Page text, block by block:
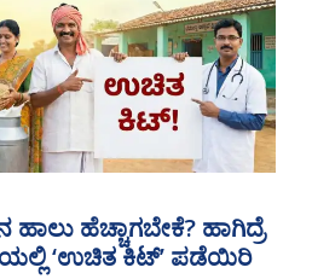
ಹೆಚ್ಚಾಗಬೇಕೆ? ಹಾಗಿದ್ರೆ
‘ಉಚಿತ ಕಿಟ್’ ಪಡೆಯಿರಿ